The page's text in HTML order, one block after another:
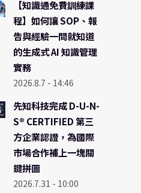
【知識通免費訓練課
程】如何讓 SOP、報
告與經驗一問就知道
的生成式 AI 知識管理
實務
2026.8.7 - 14:46
先知科技完成 D-U-N-
S® CERTIFIED 第三
方企業認證，為國際
市場合作補上一塊關
鍵拼圖
2026.7.31 - 10:00